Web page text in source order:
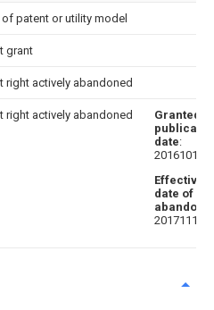
of patent or utility model
grant
right actively abandoned
right actively abandoned
Granted
date:
20161012
Effective
date of
20171114